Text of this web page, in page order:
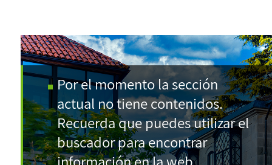
Por el momento la sección
actual no tiene contenidos.
Recuerda que puedes utilizar el
buscador para encontrar
información en la web.